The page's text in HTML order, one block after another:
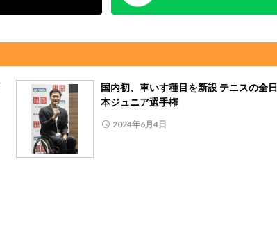
国内初、車いす種目を新設 テニスの全日
本ジュニア選手権
2024年6月4日